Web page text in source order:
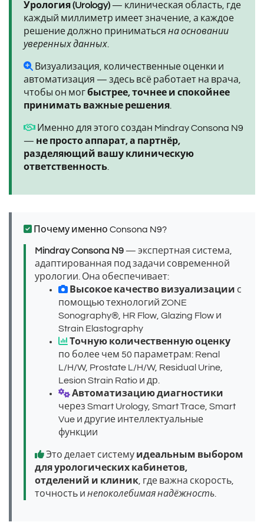
Урология (Urology)— клиническая область, где
каждый миллиметр имеет значение, а каждое
решение должно приниматься на основании
уверенных данных
Визуализация, количественные оценки и
автоматизация — здесь всё работает на врача,
чтобы он могбыстрее, точнее и спокойнее
принимать важные решения
Именно для этого создан Mindray Consona N9
— не просто аппарат, а партнёр,
разделяющий вашу клиническую
ответственность
Почему именно Consona N9?
Mindray Consona N9— экспертная система,
адаптированная под задачи современной
урологии. Она обеспечивает:
Высокое качество визуализации с
помощью технологий ZONE
Sonography®, HR Flow, Glazing Flow и
Strain Elastography
Точную количественную оценку
по более чем 50 параметрам: Renal
L/H/W, Prostate L/H/W, Residual Urine,
Lesion Strain Ratio и др.
Автоматизацию диагностики
через Smart Urology, Smart Trace, Smart
Vue и другие интеллектуальные
функции
Это делает систему идеальным выбором
для урологических кабинетов,
отделений и клиник , где важна скорость,
точность и непоколебимая надёжность